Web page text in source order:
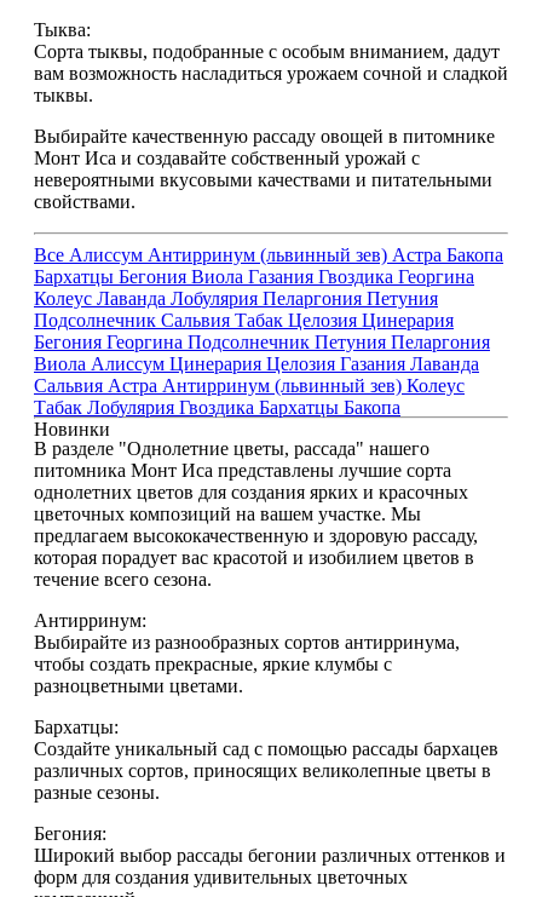
Тыква:
Сорта тыквы, подобранные с особым вниманием, дадут
вам возможность насладиться урожаем сочной и сладкой
тыквы.
Выбирайте качественную рассаду овощей в питомнике
Монт Иса и создавайте собственный урожай с
невероятными вкусовыми качествами и питательными
свойствами.
Все Алиссум Антирринум (львинный зев) Астра Бакопа
Бархатцы Бегония Виола Газания Гвоздика Георгина
Колеус Лаванда Лобулярия Пеларгония Петуния
Подсолнечник Сальвия Табак Целозия Цинерария
Бегония Георгина Подсолнечник Петуния Пеларгония
Виола Алиссум Цинерария Целозия Газания Лаванда
Сальвия Астра Антирринум (львинный зев) Колеус
Табак Лобулярия Гвоздика Бархатцы Бакопа
Новинки
В разделе "Однолетние цветы, рассада" нашего
питомника Монт Иса представлены лучшие сорта
однолетних цветов для создания ярких и красочных
цветочных композиций на вашем участке. Мы
предлагаем высококачественную и здоровую рассаду,
которая порадует вас красотой и изобилием цветов в
течение всего сезона.
Антирринум:
Выбирайте из разнообразных сортов антирринума,
чтобы создать прекрасные, яркие клумбы с
разноцветными цветами.
Бархатцы:
Создайте уникальный сад с помощью рассады бархацев
различных сортов, приносящих великолепные цветы в
разные сезоны.
Бегония:
Широкий выбор рассады бегонии различных оттенков и
форм для создания удивительных цветочных